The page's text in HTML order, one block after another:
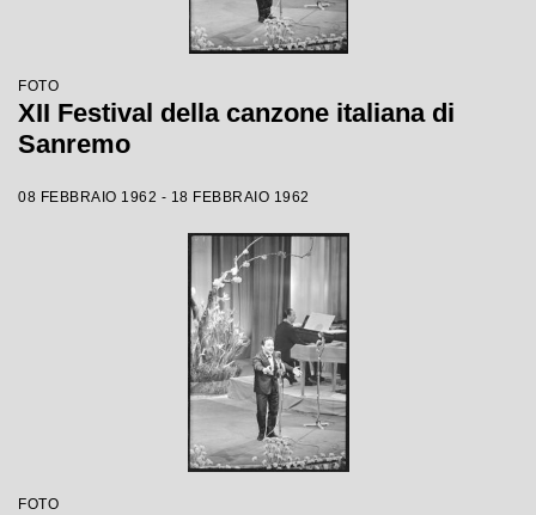
FOTO
XII Festival della canzone italiana di
Sanremo
08 FEBBRAIO 1962 - 18 FEBBRAIO 1962
FOTO